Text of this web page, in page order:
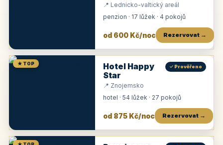
📍 Lednicko-valtický areál
penzion · 17 lůžek · 4 pokojů
od 600 Kč/noc Rezervovat →
★ TOP
Hotel Happy
Star
✓ Prověřeno
📍 Znojemsko
hotel · 54 lůžek · 27 pokojů
od 875 Kč/noc Rezervovat →